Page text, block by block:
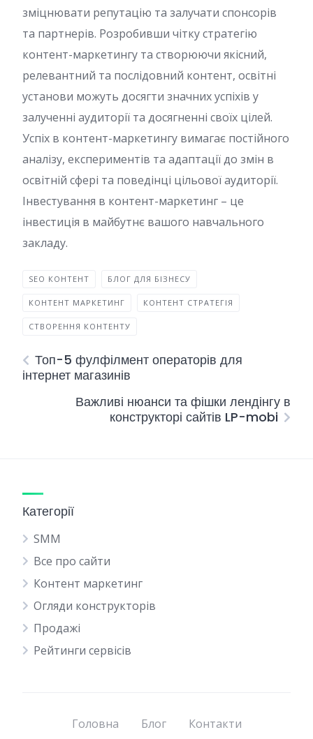
зміцнювати репутацію та залучати спонсорів
та партнерів. Розробивши чітку стратегію
контент-маркетингу та створюючи якісний,
релевантний та послідовний контент, освітні
установи можуть досягти значних успіхів у
залученні аудиторії та досягненні своїх цілей.
Успіх в контент-маркетингу вимагає постійного
аналізу, експериментів та адаптації до змін в
освітній сфері та поведінці цільової аудиторії.
Інвестування в контент-маркетинг – це
інвестиція в майбутнє вашого навчального
закладу.
SEO КОНТЕНТ БЛОГ ДЛЯ БІЗНЕСУ
КОНТЕНТ МАРКЕТИНГ КОНТЕНТ СТРАТЕГІЯ
СТВОРЕННЯ КОНТЕНТУ
Топ-5 фулфілмент операторів для
інтернет магазинів
Важливі нюанси та фішки лендінгу в
конструкторі сайтів LP-mobi
Категорії
SMM
Все про сайти
Контент маркетинг
Огляди конструкторів
Продажі
Рейтинги сервісів
Головна Блог Контакти